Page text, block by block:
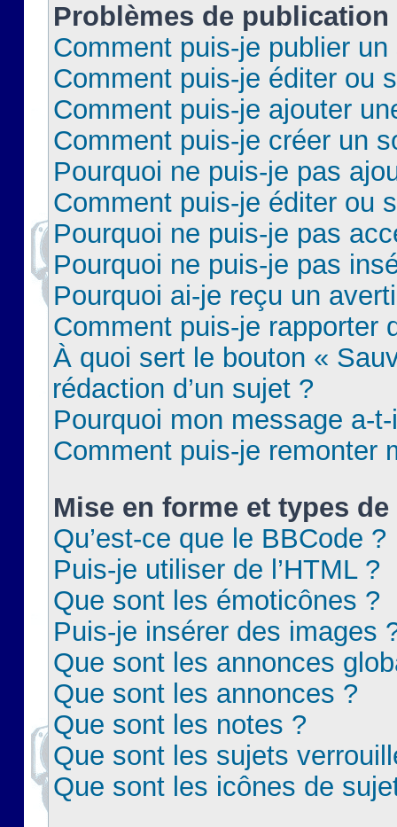
Problèmes de publication
Comment puis-je publier
Comment puis-je éditer ou
Comment puis-je ajouter
Comment puis-je créer un
Pourquoi ne puis-je pas
Comment puis-je éditer ou
Pourquoi ne puis-je pas
Pourquoi ne puis-je pas
Pourquoi ai-je reçu un
Comment puis-je rapporter
À quoi sert le bouton «
rédaction d’un sujet ?
Pourquoi mon message a-
Comment puis-je remonter
Mise en forme et types
Qu’est-ce que le BBCode ?
Puis-je utiliser de l’HTML ?
Que sont les émoticônes ?
Puis-je insérer des images
Que sont les annonces
Que sont les annonces ?
Que sont les notes ?
Que sont les sujets
Que sont les icônes de